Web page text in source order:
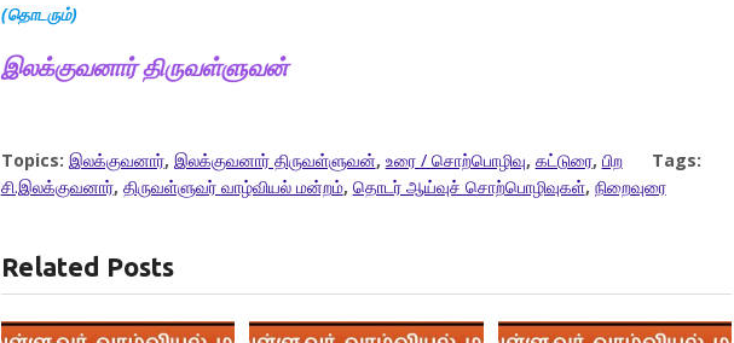
(தொடரும்)
இலக்குவனார்திருவள்ளுவன்
Topics: இலக்குவனார், இலக்குவனார் திருவள்ளுவன், உரை / சொற்பொழிவு, கட்டுரை, பிற
Tags:
சி.இலக்குவனார், திருவள்ளுவர் வாழ்வியல் மன்றம், தொடர் ஆய்வுச் சொற்பொழிவுகள், நிறைவுரை
Related Posts